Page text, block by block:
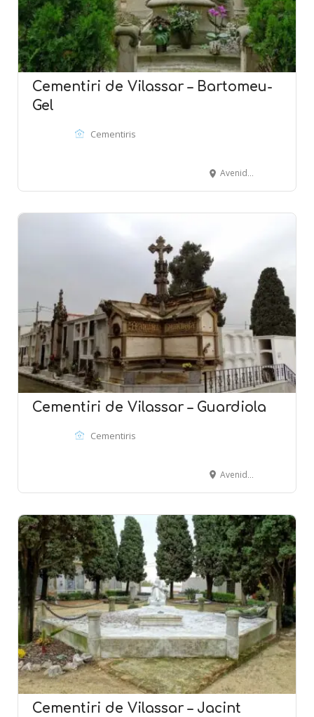
Cementiri de Vilassar – Bartomeu-
Gel
Cementiris
Avenida Montevideo - VILASSAR DE MAR
Cementiri de Vilassar – Guardiola
Cementiris
Avenida Montevideo - VILASSAR DE MAR
Cementiri de Vilassar – Jacint